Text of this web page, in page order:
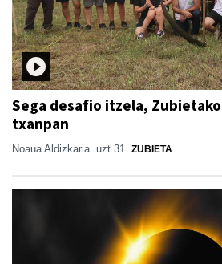
Sega desafio itzela,
txanpan
Noaua Aldizkaria uzt 31 ZUBIETA